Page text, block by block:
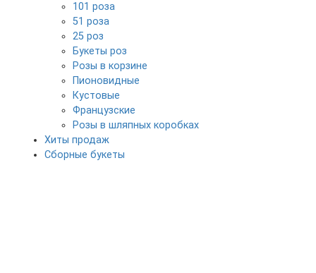
101 роза
51 роза
25 роз
Букеты роз
Розы в корзине
Пионовидные
Кустовые
Французские
Розы в шляпных коробках
Хиты продаж
Сборные букеты